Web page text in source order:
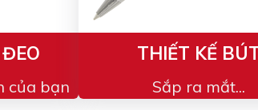
của bạn
THIẾT KẾ
Sắp ra mắt...